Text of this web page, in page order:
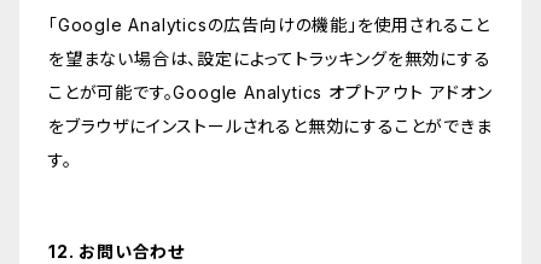
「Google Analyticsの広告向けの機能」を使用されること
を望まない場合は、設定によってトラッキングを無効にする
ことが可能です。Google Analytics オプトアウト アドオン
をブラウザにインストールされると無効にすることができま
す。
12. お問い合わせ